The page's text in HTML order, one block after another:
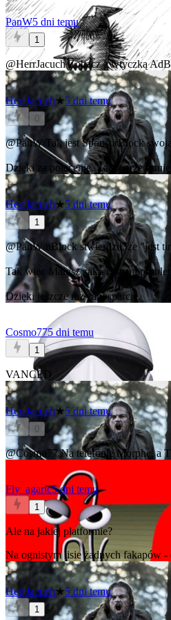
PanW5 dni temu
1
@HerrJacuchZobacz z wtyczką
HerrJacuch★5 dni temu
0
@PanW Tak jest SponsorBlock
Dzięki za polecenie. Zaraz przetestuję.
HerrJacuch★5 dni temu
1
@PanW uBlock stwierdził, że "jest
Tak więc Małysz zakręcony, a
Dzięki jeszcze raz za wsparcie.
Cosmo775 dni temu
1
VANCED
HerrJacuch★5 dni temu
0
@Cosmo77Na telefonie Morphe, a
Fly_agaric5 dni temu
1
Ale na jakiej platformie?
Na ognistym lisie żadnych fakapów -
HerrJacuch★5 dni temu
1